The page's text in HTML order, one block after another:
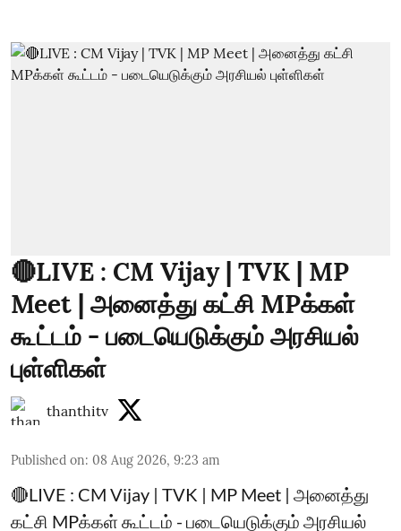
🔴LIVE : CM Vijay | TVK | MP
Meet | அனைத்து கட்சி MPக்கள்
கூட்டம் - படையெடுக்கும் அரசியல்
புள்ளிகள்
thanthitv
Published on: 08 Aug 2026, 9:23 am
🔴LIVE : CM Vijay | TVK | MP Meet | அனைத்து
கட்சி MPக்கள் கூட்டம் - படையெடுக்கும் அரசியல்